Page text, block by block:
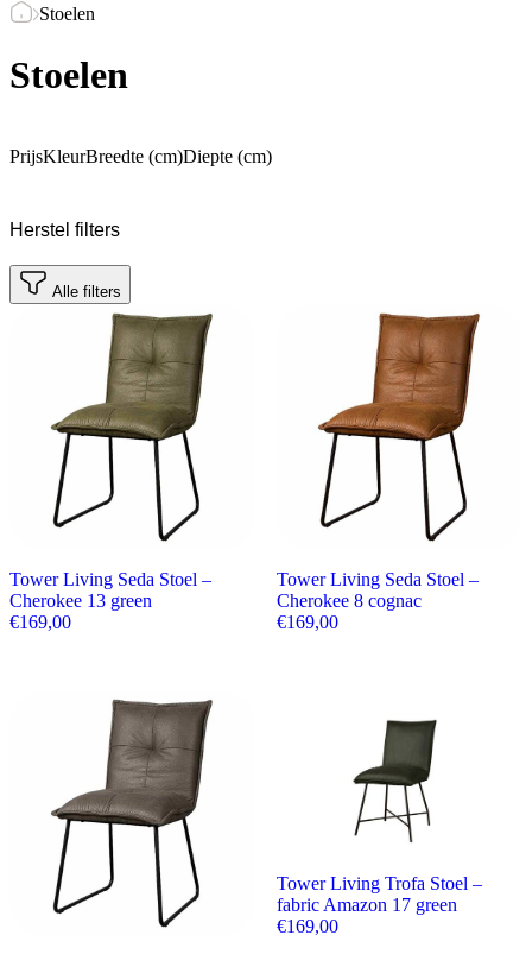
Stoelen
Stoelen
PrijsKleurBreedte (cm)Diepte (cm)
Herstel filters
Alle filters
Tower Living Seda Stoel –
Cherokee 13 green
€169,00
Tower Living Seda Stoel –
Cherokee 8 cognac
€169,00
Tower Living Trofa Stoel –
fabric Amazon 17 green
€169,00